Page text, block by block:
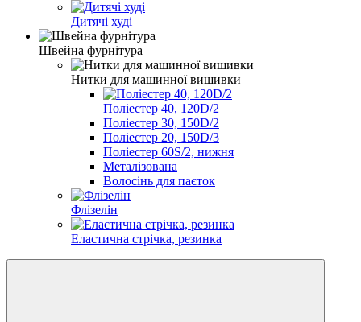
Дитячі худі
Швейна фурнітура
Нитки для машинної вишивки
Поліестер 40, 120D/2
Поліестер 30, 150D/2
Поліестер 20, 150D/3
Поліестер 60S/2, нижня
Металізована
Волосінь для паєток
Флізелін
Еластична стрічка, резинка